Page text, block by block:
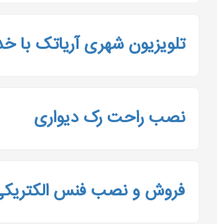
تلویزیون شهری آریاتک
نصب راحت رک دیواری
فروش و نصب فنس